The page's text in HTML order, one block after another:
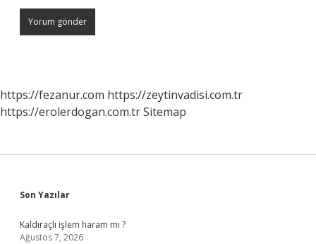
https://fezanur.com https://zeytinvadisi.com.tr
https://erolerdogan.com.trSitemap
Sidebar
Son Yazılar
Kaldıraçlı işlem haram mı ?
Ağustos 7, 2026